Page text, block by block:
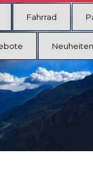
Fahrrad
Neuheiten